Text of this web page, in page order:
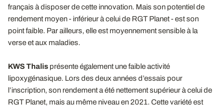
français à disposer de cette innovation. Mais son potentiel de
rendement moyen - inférieur à celui de RGT Planet - est son
point faible. Par ailleurs, elle est moyennement sensible à la
verse et aux maladies.
KWS Thalis présente également une faible activité
lipoxygénasique. Lors des deux années d’essais pour
l’inscription, son rendement a été nettement supérieur à celui de
RGT Planet, mais au même niveau en 2021. Cette variété est